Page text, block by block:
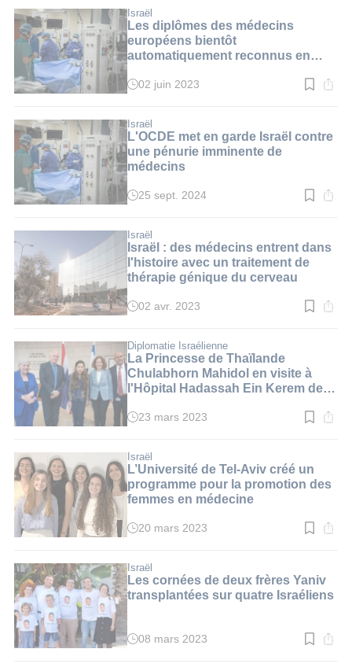
:
2
min.
Israël
Les diplômes des médecins
européens bientôt
automatiquement reconnus en
Temps
:
4
min.
02 juin 2023
Israël
L'OCDE met en garde Israël contre
une pénurie imminente de
médecins
Temps
:
3
min.
25 sept. 2024
Israël
Israël : des médecins entrent dans
l'histoire avec un traitement de
thérapie génique du cerveau
Temps
:
3
min.
02 avr. 2023
Diplomatie Israélienne
La Princesse de Thaïlande
Chulabhorn Mahidol en visite à
l'Hôpital Hadassah Ein Kerem de
Temps
:
4
min.
23 mars 2023
Israël
L’Université de Tel-Aviv créé un
programme pour la promotion des
femmes en médecine
Temps
:
4
min.
20 mars 2023
Israël
Les cornées de deux frères Yaniv
transplantées sur quatre Israéliens
Temps
08 mars 2023